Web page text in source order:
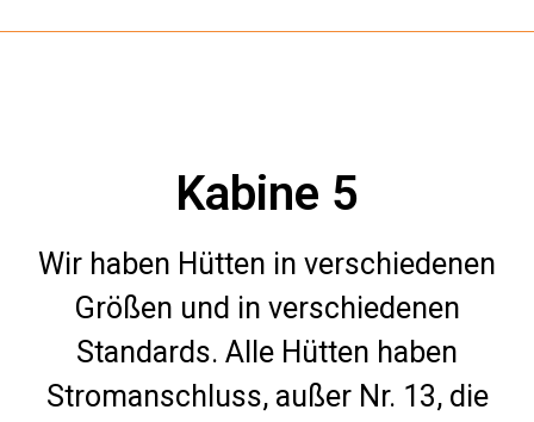
Kabine 5
Wir haben Hütten in verschiedenen
Größen und in verschiedenen
Standards. Alle Hütten haben
Stromanschluss, außer Nr. 13, die